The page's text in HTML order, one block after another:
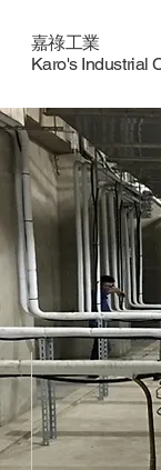
嘉祿工業
Karo's Industrial